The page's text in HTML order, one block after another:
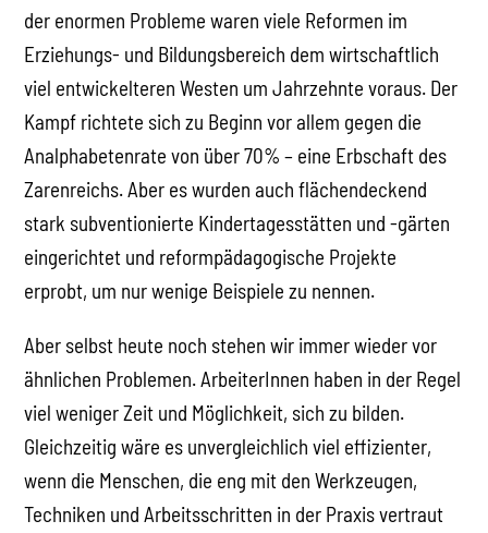
der enormen Probleme waren viele Reformen im
Erziehungs- und Bildungsbereich dem wirtschaftlich
viel entwickelteren Westen um Jahrzehnte voraus. Der
Kampf richtete sich zu Beginn vor allem gegen die
Analphabetenrate von über 70% – eine Erbschaft des
Zarenreichs. Aber es wurden auch flächendeckend
stark subventionierte Kindertagesstätten und -gärten
eingerichtet und reformpädagogische Projekte
erprobt, um nur wenige Beispiele zu nennen.
Aber selbst heute noch stehen wir immer wieder vor
ähnlichen Problemen. ArbeiterInnen haben in der Regel
viel weniger Zeit und Möglichkeit, sich zu bilden.
Gleichzeitig wäre es unvergleichlich viel effizienter,
wenn die Menschen, die eng mit den Werkzeugen,
Techniken und Arbeitsschritten in der Praxis vertraut